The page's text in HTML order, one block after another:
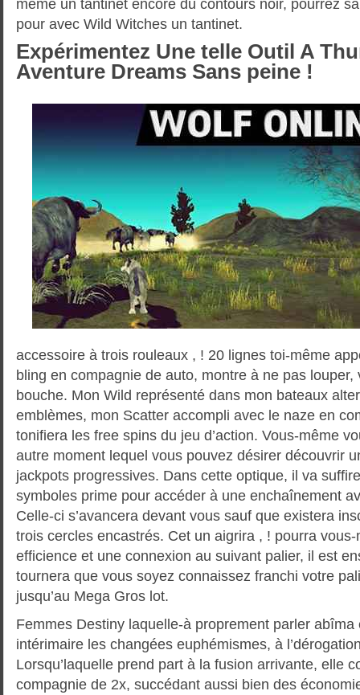
même un tantinet encore du contours noir, pourrez
pour avec Wild Witches un tantinet.
Expérimentez Une telle Outil A
Aventure Dreams Sans peine !
accessoire à trois rouleaux , ! 20 lignes toi-même
bling en compagnie de auto, montre à ne pas
bouche. Mon Wild représenté dans mon bateaux
emblèmes, mon Scatter accompli avec le naze en
tonifiera les free spins du jeu d’action. Vous-même
autre moment lequel vous pouvez désirer découvrir
jackpots progressives. Dans cette optique, il va
symboles prime pour accéder à une enchaînement
Celle-ci s’avancera devant vous sauf que existera
trois cercles encastrés. Cet un aigrira , ! pourra
efficience et une connexion au suivant palier, il est
tournera que vous soyez connaissez franchi votre
jusqu’au Mega Gros lot.
Femmes Destiny laquelle-à proprement parler
intérimaire les changées euphémismes, à
Lorsqu’laquelle prend part à la fusion arrivante, elle
compagnie de 2x, succédant aussi bien des